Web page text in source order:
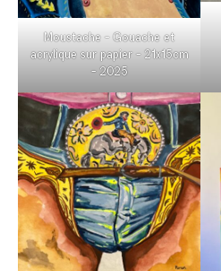
Moustache – Gouache et
acrylique sur papier – 21x15cm
– 2025